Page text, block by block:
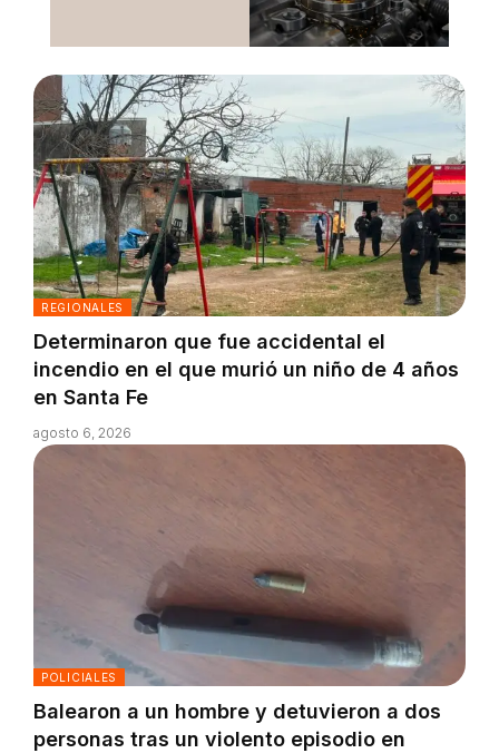
REGIONALES
Determinaron que fue accidental el
incendio en el que murió un niño de 4 años
en Santa Fe
agosto 6, 2026
POLICIALES
Balearon a un hombre y detuvieron a dos
personas tras un violento episodio en